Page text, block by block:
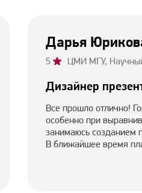
мой проект
комитете по качеству
уверенности во время
Дарья
5 ЦМИ МГУ,
Дизайнер
Все прошло отлично!
особенно при
занимаюсь созданием
В ближайшее время